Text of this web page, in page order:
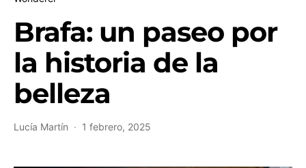
Brafa: un paseo por
la historia de la
belleza
Lucía Martín 1 febrero, 2025